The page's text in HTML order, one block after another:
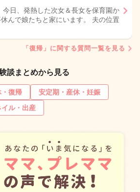
日、発熱した次女＆長女を保育園か
んで娘たちと家にいます。 夫の位置
「復帰」に関する質問一覧を見る
談まとめから見る
・復帰
安定期・産休・妊娠
イル・出産